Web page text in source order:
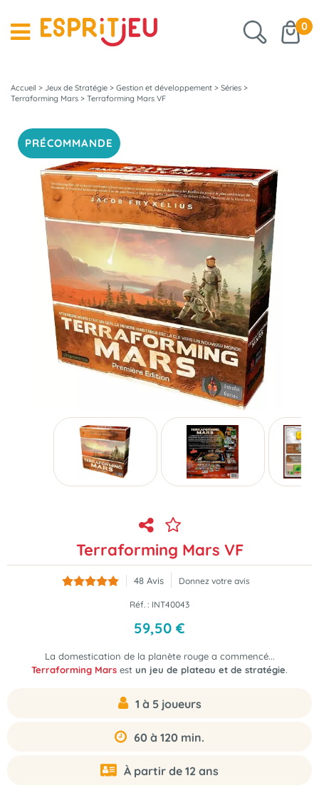
0
Accueil > Jeux de Stratégie > Gestion et développement > Séries >
Terraforming Mars > Terraforming Mars VF
PRÉCOMMANDE
Terraforming Mars VF
48 Avis Donnez votre avis
Réf. : INT40043
59,50 €
La domestication de la planète rouge a commencé...
Terraforming Mars est un jeu de plateau et de stratégie.
1 à 5 joueurs
60 à 120 min.
À partir de 12 ans